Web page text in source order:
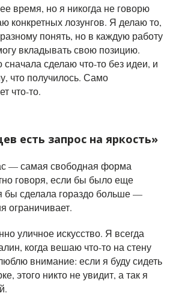
время, но я никогда не говорю
конкретных лозунгов. Я делаю то,
понять, но в каждую работу
вкладывать свою позицию.
сначала сделаю что-то без идеи, и
что получилось. Само
что-то.
есть запрос на яркость»
— самая свободная форма
говоря, если бы было еще
бы сделала гораздо больше —
ограничивает.
уличное искусство. Я всегда
когда вешаю что-то на стену
внимание: если я буду сидеть
этого никто не увидит, а так я